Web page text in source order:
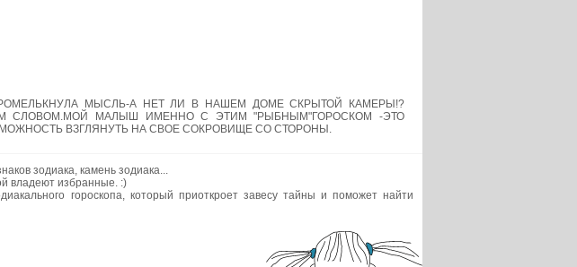
МЫСЛЬ-А НЕТ ЛИ В НАШЕМ ДОМЕ СКРЫТОЙ КАМЕРЫ!?
СЛОВОМ.МОЙ МАЛЫШ ИМЕННО С ЭТИМ "РЫБНЫМ"ГОРОСКОМ -ЭТО
ВЗГЛЯНУТЬ НА СВОЕ СОКРОВИЩЕ СО СТОРОНЫ.
зодиака, камень зодиака...
владеют избранные. :)
гороскопа, который приоткроет завесу тайны и поможет найти